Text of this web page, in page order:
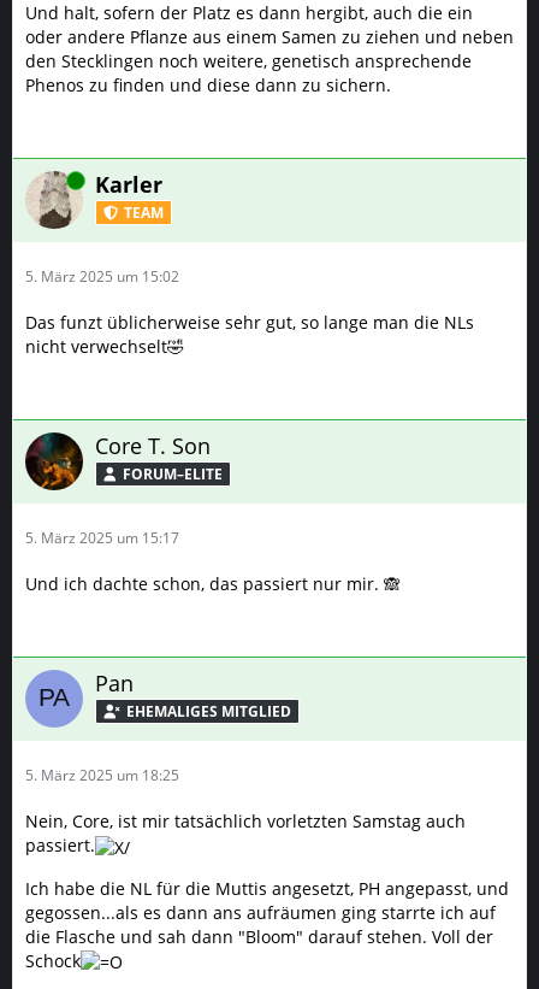
Und halt, sofern der Platz es dann hergibt, auch die ein
oder andere Pflanze aus einem Samen zu ziehen und neben
den Stecklingen noch weitere, genetisch ansprechende
Phenos zu finden und diese dann zu sichern.
Online Karler
TEAM
5. März 2025 um 15:02
Das funzt üblicherweise sehr gut, so lange man die NLs
nicht verwechselt🤣
Core T. Son
FORUM–ELITE
5. März 2025 um 15:17
Und ich dachte schon, das passiert nur mir. 🙈
Pan
5. März 2025 um 18:25
Nein, Core, ist mir tatsächlich vorletzten Samstag auch
passiert.
Ich habe die NL für die Muttis angesetzt, PH angepasst, und
gegossen...als es dann ans aufräumen ging starrte ich auf
die Flasche und sah dann "Bloom" darauf stehen. Voll der
Schock